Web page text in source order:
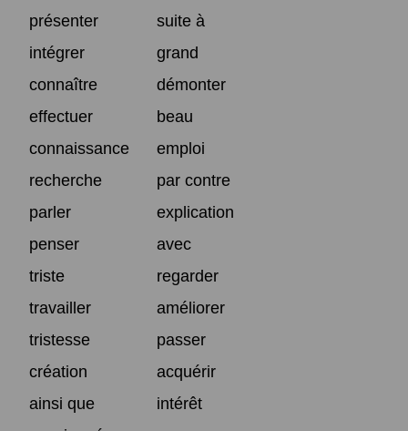
présenter
suite à
intégrer
grand
connaître
démonter
effectuer
beau
connaissance
emploi
recherche
par contre
parler
explication
penser
avec
triste
regarder
travailler
améliorer
tristesse
passer
création
acquérir
ainsi que
intérêt